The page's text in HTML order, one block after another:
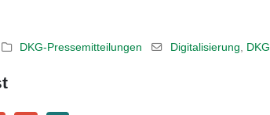
DKG-Pressemitteilungen Digitalisierung, DKG